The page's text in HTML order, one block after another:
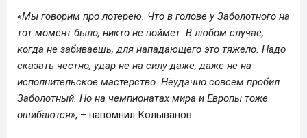
«Мы говорим про лотерею. Что в голове у Заболотного на
тот момент было, никто не поймет. В любом случае,
когда не забиваешь, для нападающего это тяжело. Надо
сказать честно, удар не на силу даже, даже не на
исполнительское мастерство. Неудачно совсем пробил
Заболотный. Но на чемпионатах мира и Европы тоже
ошибаются», – напомнил Колыванов.